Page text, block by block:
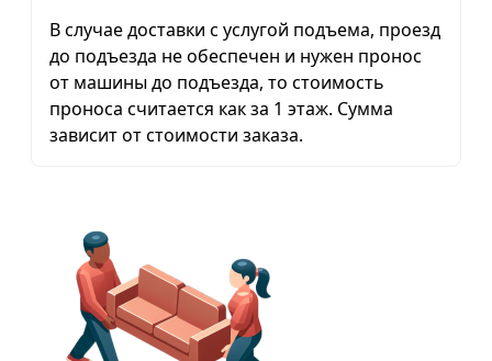
В случае доставки с услугой подъема, проезд
до подъезда не обеспечен и нужен пронос
от машины до подъезда, то стоимость
проноса считается как за 1 этаж. Сумма
зависит от стоимости заказа.